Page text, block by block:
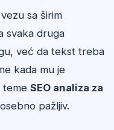
sa širim
svaka druga
već da tekst treba
kada mu je
teme SEO analiza za
pažljiv.